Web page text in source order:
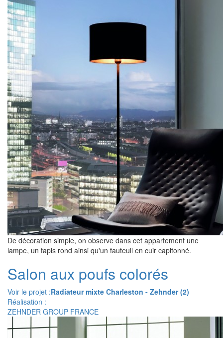
De décoration simple, on observe dans cet appartement une
lampe, un tapis rond ainsi qu'un fauteuil en cuir capitonné.
Salon aux poufs colorés
Voir le projet :Radiateur mixte Charleston - Zehnder (2)
Réalisation :
ZEHNDER GROUP FRANCE